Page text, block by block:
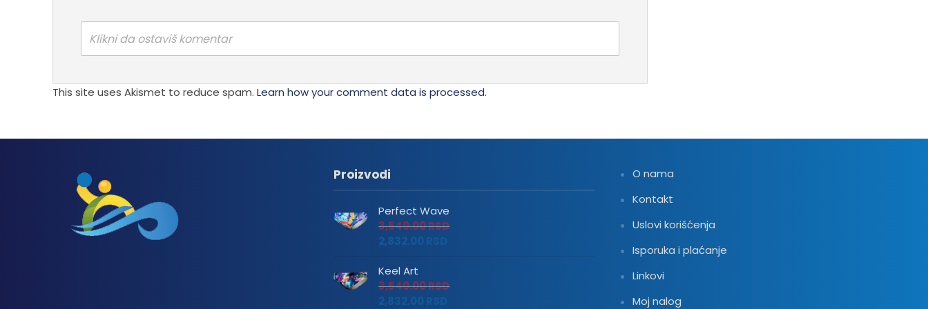
Klikni da ostaviš komentar
This site uses Akismet to reduce spam. Learn how your comment data is processed.
Proizvodi
Perfect Wave
3,540.00RSD
2,832.00
Keel Art
3,540.00RSD
2,832.00
O nama
Kontakt
Uslovi korišćenja
Isporuka i plaćanje
Linkovi
Moj nalog